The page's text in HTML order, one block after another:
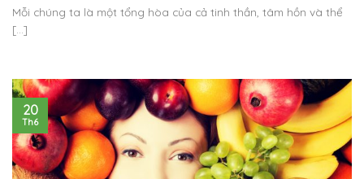
Mỗi chúng ta là một tổng hòa của cả tinh thần, tâm hồn và thể
[...]
20
Th6